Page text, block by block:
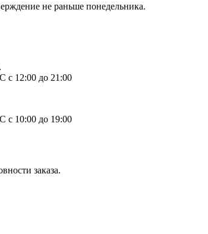
не раньше понедельника.
с 12:00 до 21:00
с 10:00 до 19:00
заказа.